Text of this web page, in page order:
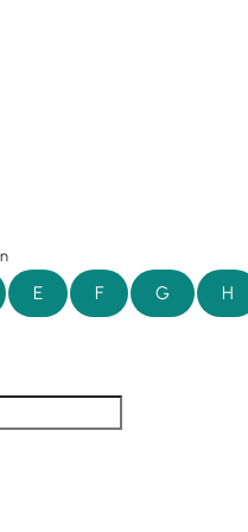
E F G H